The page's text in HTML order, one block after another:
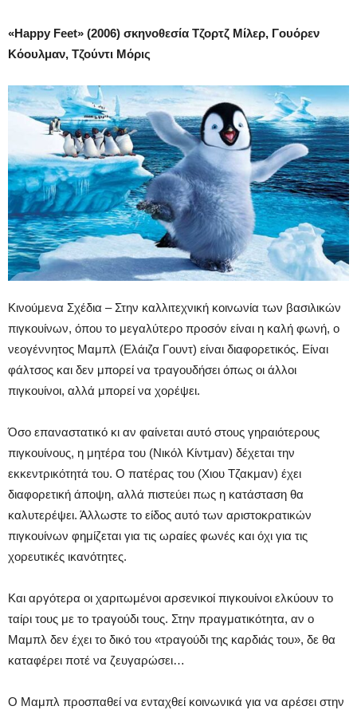
«Happy Feet» (2006) σκηνοθεσία Τζορτζ Μίλερ, Γουόρεν
Κόουλμαν, Τζούντι Μόρις
Κινούμενα Σχέδια – Στην καλλιτεχνική κοινωνία των βασιλικών
πιγκουίνων, όπου το μεγαλύτερο προσόν είναι η καλή φωνή, ο
νεογέννητος Μαμπλ (Ελάιζα Γουντ) είναι διαφορετικός. Είναι
φάλτσος και δεν μπορεί να τραγουδήσει όπως οι άλλοι
πιγκουίνοι, αλλά μπορεί να χορέψει.
Όσο επαναστατικό κι αν φαίνεται αυτό στους γηραιότερους
πιγκουίνους, η μητέρα του (Νικόλ Κίντμαν) δέχεται την
εκκεντρικότητά του. Ο πατέρας του (Χιου Τζακμαν) έχει
διαφορετική άποψη, αλλά πιστεύει πως η κατάσταση θα
καλυτερέψει. Άλλωστε το είδος αυτό των αριστοκρατικών
πιγκουίνων φημίζεται για τις ωραίες φωνές και όχι για τις
χορευτικές ικανότητες.
Και αργότερα οι χαριτωμένοι αρσενικοί πιγκουίνοι ελκύουν το
ταίρι τους με το τραγούδι τους. Στην πραγματικότητα, αν ο
Μαμπλ δεν έχει το δικό του «τραγούδι της καρδιάς του», δε θα
καταφέρει ποτέ να ζευγαρώσει…
Ο Μαμπλ προσπαθεί να ενταχθεί κοινωνικά για να αρέσει στην